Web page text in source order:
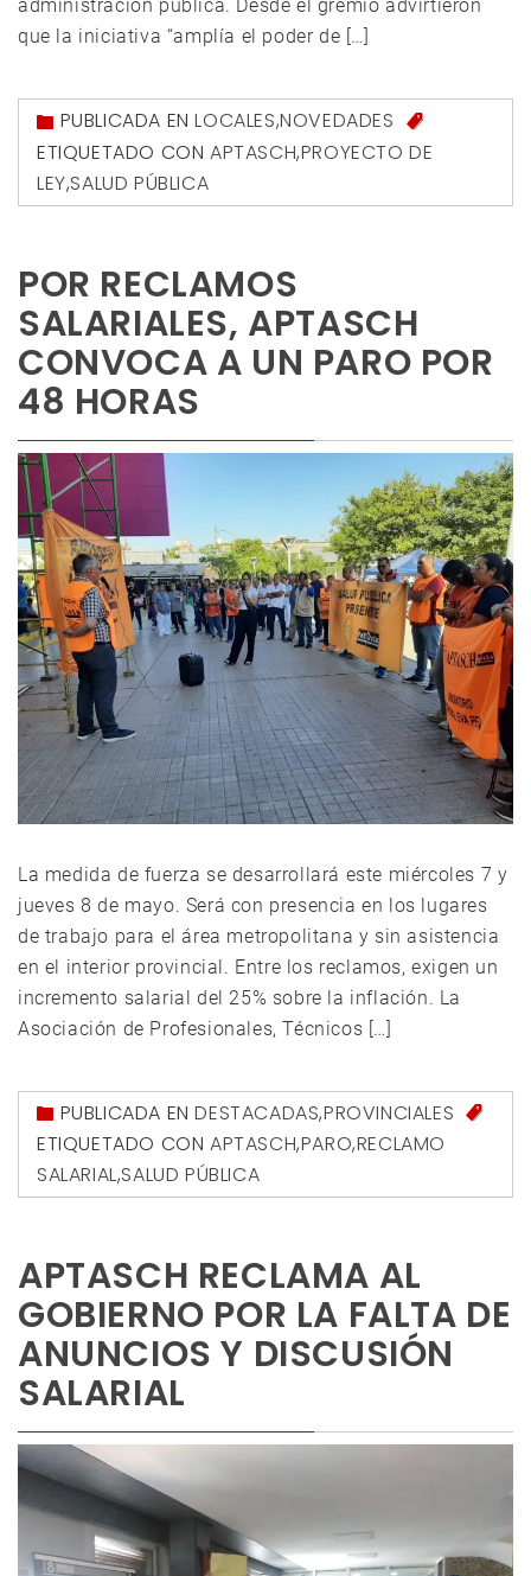
administración pública. Desde el gremio advirtieron
que la iniciativa “amplía el poder de […]
PUBLICADA ENLOCALES,NOVEDADES
ETIQUETADO CON APTASCH,PROYECTO DE
LEY,SALUD PÚBLICA
POR RECLAMOS
SALARIALES, APTASCH
CONVOCA A UN PARO POR
48 HORAS
La medida de fuerza se desarrollará este miércoles 7 y
jueves 8 de mayo. Será con presencia en los lugares
de trabajo para el área metropolitana y sin asistencia
en el interior provincial. Entre los reclamos, exigen un
incremento salarial del 25% sobre la inflación. La
Asociación de Profesionales, Técnicos […]
PUBLICADA ENDESTACADAS,PROVINCIALES
ETIQUETADO CON APTASCH,PARO,RECLAMO
SALARIAL,SALUD PÚBLICA
APTASCH RECLAMA AL
GOBIERNO POR LA FALTA DE
ANUNCIOS Y DISCUSIÓN
SALARIAL